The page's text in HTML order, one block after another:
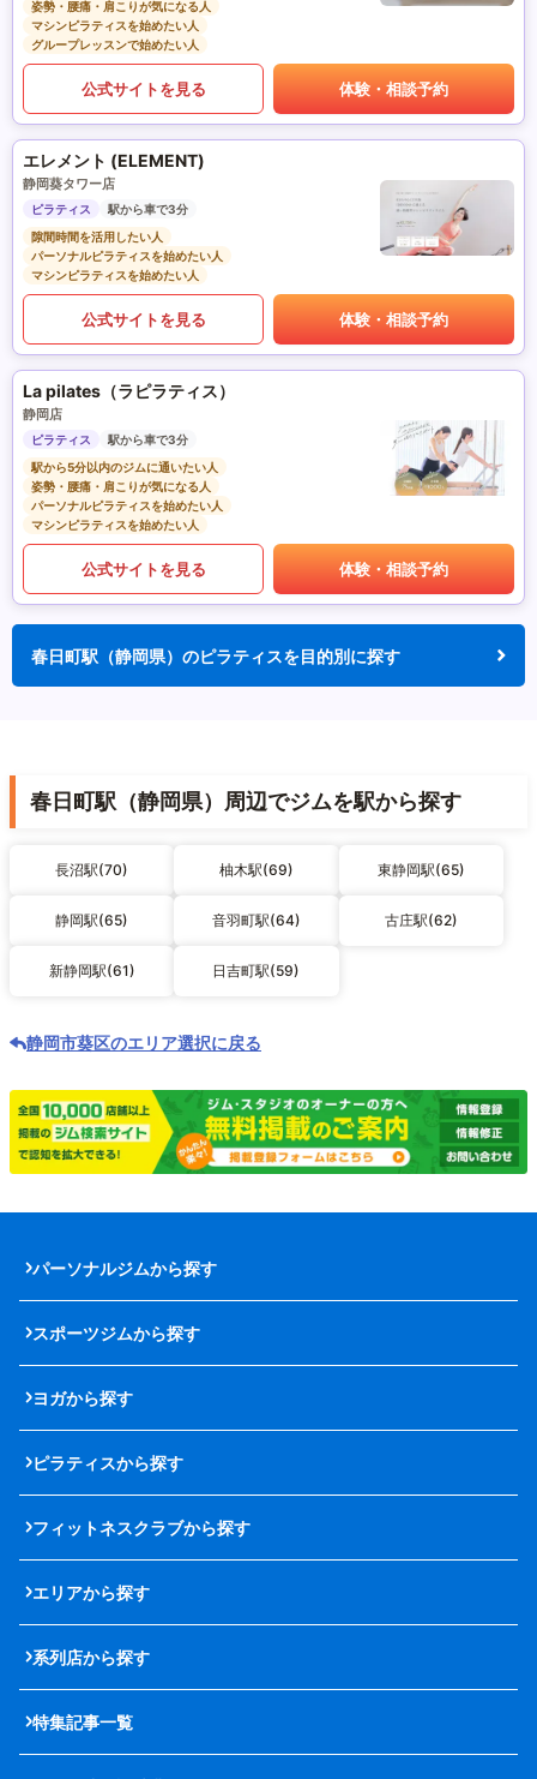
姿勢・腰痛・肩こりが気になる人
マシンピラティスを始めたい人
グループレッスンで始めたい人
公式サイトを見る 体験・相談予約
エレメント (ELEMENT)
静岡葵タワー店
ピラティス
駅から車で3分
隙間時間を活用したい人
パーソナルピラティスを始めたい人
マシンピラティスを始めたい人
公式サイトを見る 体験・相談予約
La pilates（ラピラティス）
静岡店
ピラティス
駅から車で3分
駅から5分以内のジムに通いたい人
姿勢・腰痛・肩こりが気になる人
パーソナルピラティスを始めたい人
マシンピラティスを始めたい人
公式サイトを見る 体験・相談予約
春日町駅（静岡県）のピラティスを目的別に探す
春日町駅（静岡県）周辺でジムを駅から探す
長沼駅(70) 柚木駅(69) 東静岡駅(65)
静岡駅(65) 音羽町駅(64) 古庄駅(62)
新静岡駅(61) 日吉町駅(59)
静岡市葵区のエリア選択に戻る
パーソナルジムから探す
スポーツジムから探す
ヨガから探す
ピラティスから探す
フィットネスクラブから探す
エリアから探す
系列店から探す
特集記事一覧